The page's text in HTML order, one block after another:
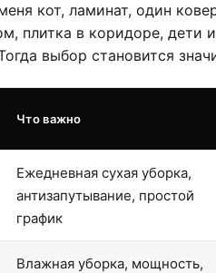
кот, ламинат, один
плитка в коридоре, дети
выбор становится
Что важно
Ежедневная сухая уборка,
антизапутывание, простой
график
Влажная уборка, мощность,